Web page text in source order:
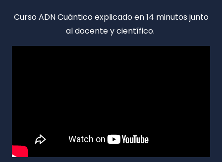
Curso ADN Cuántico explicado en 14 minutos junto
al docente y científico.